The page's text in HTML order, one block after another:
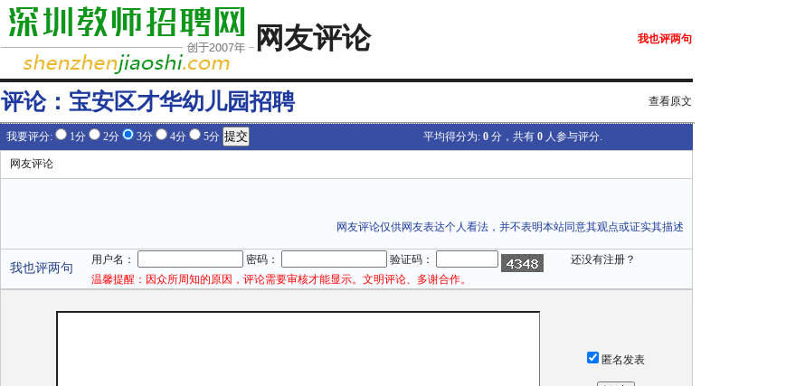
网友评论 我也评两句
评论： 宝安区才华幼儿园招聘 查看原文
我要评分: 1分 2分 3分 4分 5分 平均得分为: 0 分，共有 0 人参与评分.
网友评论
网友评论仅供网友表达个人看法，并不表明本站同意其观点或证实其描述
我也评两句
用户名： 密码： 验证码：
还没有注册？
温馨提醒：因众所周知的原因，评论需要审核才能显示。文明评论、多谢合作。
匿名发表